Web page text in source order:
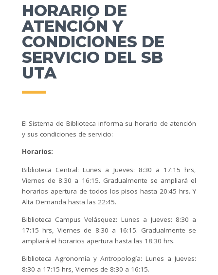
HORARIO DE
ATENCIÓN Y
CONDICIONES DE
SERVICIO DEL SB
UTA
El Sistema de Biblioteca informa su horario de atención
y sus condiciones de servicio:
Horarios:
Biblioteca Central: Lunes a Jueves: 8:30 a 17:15 hrs,
Viernes de 8:30 a 16:15. Gradualmente se ampliará el
horarios apertura de todos los pisos hasta 20:45 hrs. Y
Alta Demanda hasta las 22:45.
Biblioteca Campus Velásquez: Lunes a Jueves: 8:30 a
17:15 hrs, Viernes de 8:30 a 16:15. Gradualmente se
ampliará el horarios apertura hasta las 18:30 hrs.
Biblioteca Agronomía y Antropología: Lunes a Jueves:
8:30 a 17:15 hrs, Viernes de 8:30 a 16:15.